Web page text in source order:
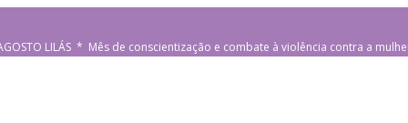
LILÁS * Mês de conscientização e combate à violência contra a